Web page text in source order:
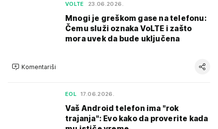
VOLTE 23.06.2026.
Mnogi je greškom gase na telefonu:
Čemu služi oznaka VoLTE i zašto
mora uvek da bude uključena
Komentariši
EOL 17.06.2026.
Vaš Android telefon ima "rok
trajanja": Evo kako da proverite kada